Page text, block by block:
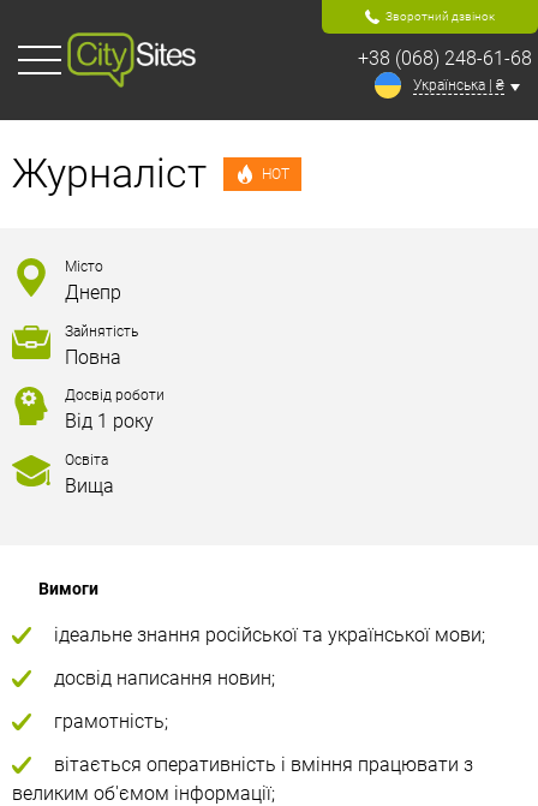
Зворотний дзвінок
+38 (068) 248-61-68
Українська | ₴
Журналіст HOT
Місто
Днепр
Зайнятість
Повна
Досвід роботи
Від 1 року
Освіта
Вища
Вимоги
ідеальне знання російської та української мови;
досвід написання новин;
грамотність;
вітається оперативність і вміння працювати з
великим об'ємом інформації;